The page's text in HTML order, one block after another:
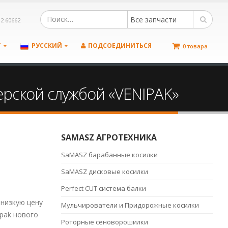
60662 Все запчасти
РУССКИЙ ПОДСОЕДИНИТЬСЯ 0 товара
службой «VENIPAK»
цену
нового
SAMASZ АГРОТЕХНИКА
SaMASZ барабанные косилки
SaMASZ дисковые косилки
Perfect CUT система балки
Мульчирователи и Придорожные косилки
Роторные сеноворошилки